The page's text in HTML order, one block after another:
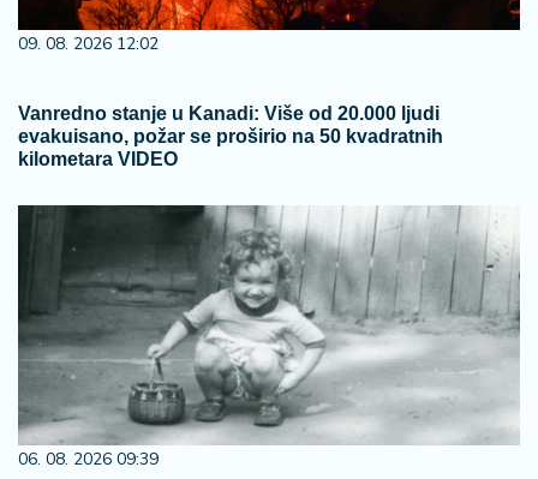
09. 08. 2026 12:02
Vanredno stanje u Kanadi: Više od 20.000 ljudi
evakuisano, požar se proširio na 50 kvadratnih
kilometara VIDEO
06. 08. 2026 09:39